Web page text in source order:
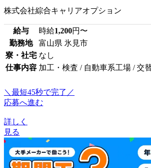
株式会社綜合キャリアオプション
給与 時給1,200円〜
勤務地
富山県 氷見市
寮・社宅 なし
仕事内容 加工・検査 / 自動車系工場 / 交
＼最短45秒で完了／
応募へ進む
詳しく
見る